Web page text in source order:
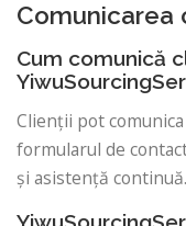
Comunicarea
Cum comunică
Clienții pot
formularul de
și asistență continuă.